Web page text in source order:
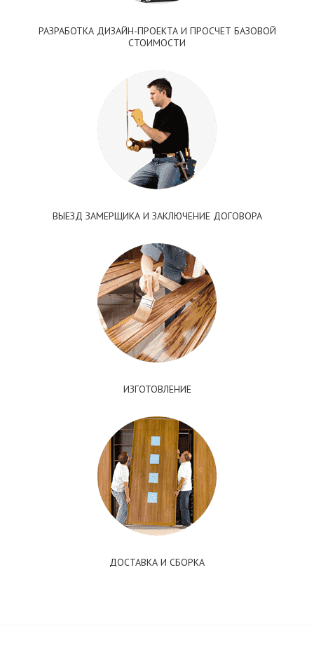
РАЗРАБОТКА ДИЗАЙН-ПРОЕКТА И ПРОСЧЕТ БАЗОВОЙ
СТОИМОСТИ
ВЫЕЗД ЗАМЕРЩИКА И ЗАКЛЮЧЕНИЕ ДОГОВОРА
ИЗГОТОВЛЕНИЕ
ДОСТАВКА И СБОРКА